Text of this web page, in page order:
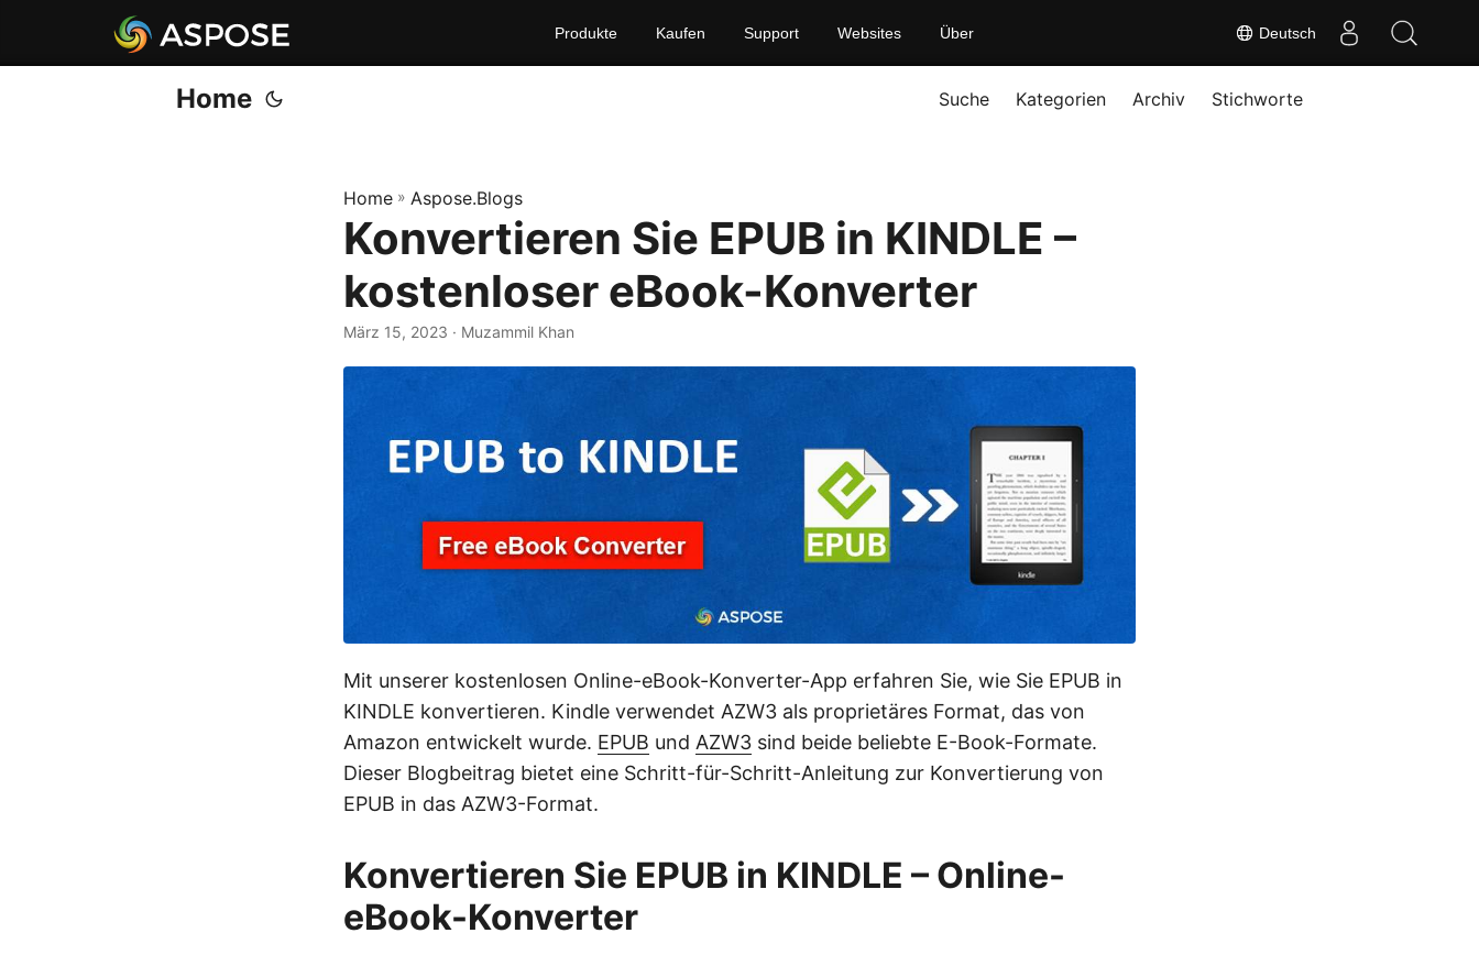
Deutsch
Produkte Kaufen Support Websites Über
Home Suche Kategorien Archiv Stichworte
Home » Aspose.Blogs
Konvertieren Sie EPUB in KINDLE –
kostenloser eBook-Konverter
März 15, 2023 · Muzammil Khan
Mit unserer kostenlosen Online-eBook-Konverter-App erfahren Sie, wie Sie EPUB in
KINDLE konvertieren. Kindle verwendet AZW3 als proprietäres Format, das von
Amazon entwickelt wurde. EPUB und AZW3 sind beide beliebte E-Book-Formate.
Dieser Blogbeitrag bietet eine Schritt-für-Schritt-Anleitung zur Konvertierung von
EPUB in das AZW3-Format.
Konvertieren Sie EPUB in KINDLE – Online-
eBook-Konverter